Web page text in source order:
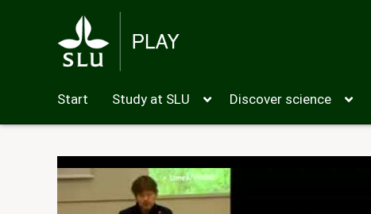
Start Study at SLU Discover science